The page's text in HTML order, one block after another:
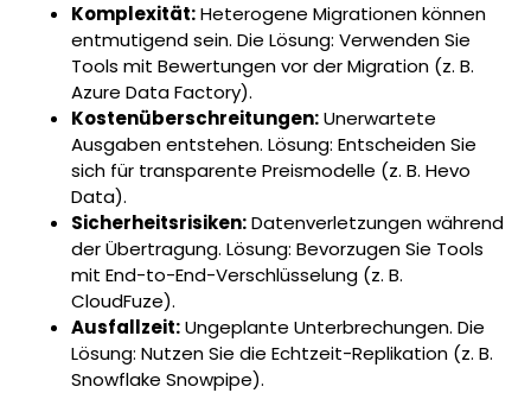
Komplexität:Heterogene Migrationen können
entmutigend sein. Die Lösung: Verwenden Sie
Tools mit Bewertungen vor der Migration (z. B.
Azure Data Factory).
Kostenüberschreitungen:Unerwartete
Ausgaben entstehen. Lösung: Entscheiden Sie
sich für transparente Preismodelle (z. B. Hevo
Data).
Sicherheitsrisiken:Datenverletzungen während
der Übertragung. Lösung: Bevorzugen Sie Tools
mit End-to-End-Verschlüsselung (z. B.
CloudFuze).
Ausfallzeit:Ungeplante Unterbrechungen. Die
Lösung: Nutzen Sie die Echtzeit-Replikation (z. B.
Snowflake Snowpipe).